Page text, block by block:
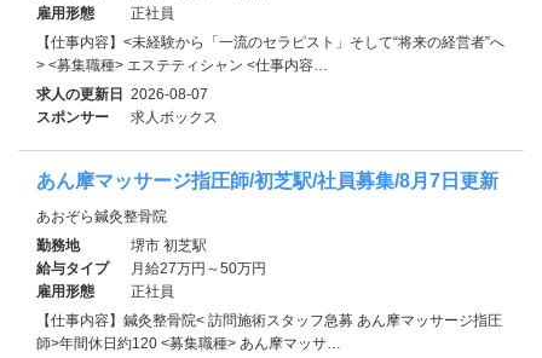
雇用形態
正社員
【仕事内容】<未経験から「一流のセラピスト」そして“将来の経営者”へ
> <募集職種> エステティシャン <仕事内容…
求人の更新日 2026-08-07
スポンサー
求人ボックス
あん摩マッサージ指圧師/初芝駅/社員募集/8月7日更新
あおぞら鍼灸整骨院
勤務地
堺市 初芝駅
給与タイプ
月給27万円～50万円
雇用形態
正社員
【仕事内容】鍼灸整骨院< 訪問施術スタッフ急募 あん摩マッサージ指圧
師>年間休日約120 <募集職種> あん摩マッサ…